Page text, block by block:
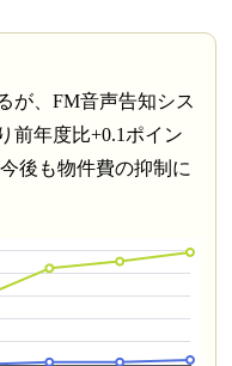
が、FM音声告知シス
前年度比+0.1ポイン
後も物件費の抑制に